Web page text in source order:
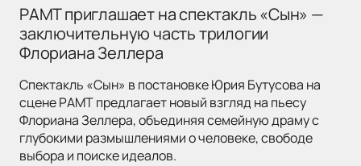
РАМТ приглашает на спектакль «Сын» —
заключительную часть трилогии
Флориана Зеллера
Спектакль «Сын» в постановке Юрия Бутусова на
сцене РАМТ предлагает новый взгляд на пьесу
Флориана Зеллера, объединяя семейную драму с
глубокими размышлениями о человеке, свободе
выбора и поиске идеалов.